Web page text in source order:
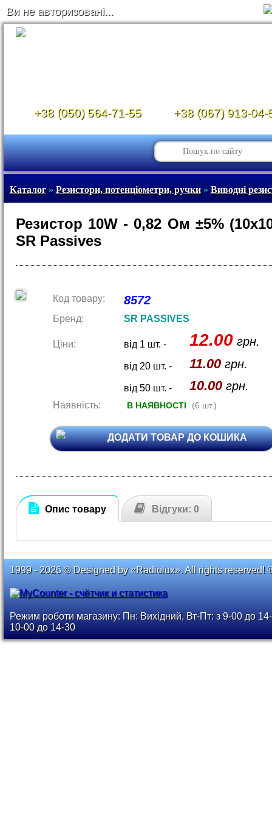
Ви не авторизовані...
+38 (050) 564-71-55 +38 (067) 913-04-
Каталог» Резистори, потенціометри, ручки» Виводні
Резистор 10W - 0,82 Ом ±5%
SR Passives
Код товару: 8572
Бренд: SR PASSIVES
Ціни: від 1 шт. - 12.00грн.
від 20 шт. - 11.00грн.
від 50 шт. - 10.00грн.
Наявність: В НАЯВНОСТІ (6 шт.)
ДОДАТИ ТОВАР ДО КОШИКА
Опис товару Відгуки: 0
1999 - 2026 © Designed by «Radiolux». All rights reserved!
Режим роботи магазину: Пн: Вихідний, Вт-Пт: з 9-00 до
10-00 до 14-30